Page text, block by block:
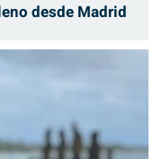
desde Madrid